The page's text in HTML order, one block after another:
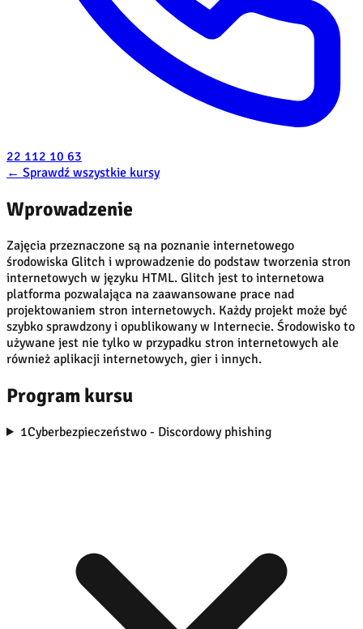
22 112 10 63
← Sprawdź wszystkie kursy
Wprowadzenie
Zajęcia przeznaczone są na poznanie internetowego
środowiska Glitch i wprowadzenie do podstaw tworzenia stron
internetowych w języku HTML. Glitch jest to internetowa
platforma pozwalająca na zaawansowane prace nad
projektowaniem stron internetowych. Każdy projekt może być
szybko sprawdzony i opublikowany w Internecie. Środowisko to
używane jest nie tylko w przypadku stron internetowych ale
również aplikacji internetowych, gier i innych.
Program kursu
1Cyberbezpieczeństwo - Discordowy phishing